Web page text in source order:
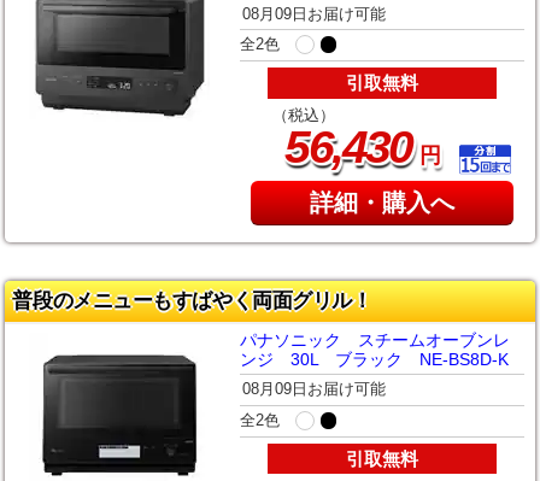
08月09日お届け可能
全2色
引取無料
（税込）
56,430円
詳細・購入へ
普段のメニューもすばやく両面グリル！
パナソニック スチームオーブンレ
ンジ 30L ブラック NE-BS8D-K
08月09日お届け可能
全2色
引取無料